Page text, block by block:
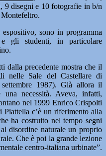
9 disegni e 10 fotografie in b/n
sono in programma
gli studenti, in particolare
dalla precedente mostra che il
nelle Sale del Castellare di
1987). Già allora il
una necessità. Aveva, infatti,
nel 1999 Enrico Crispolti
Piattella c’è un riferimento alla
ha costruito nel tempo segni
disordine naturale un proprio
Che è poi la grande lezione
centro-italiana urbinate”.